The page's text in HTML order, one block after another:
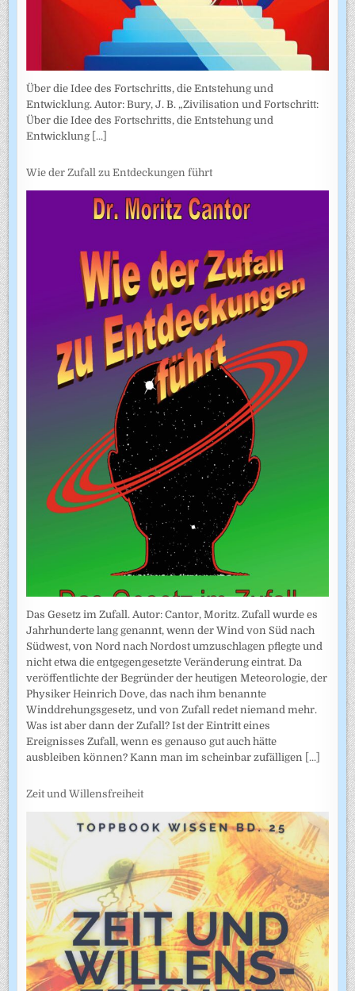
Über die Idee des Fortschritts, die Entstehung und
Entwicklung. Autor: Bury, J. B. „Zivilisation und Fortschritt:
Über die Idee des Fortschritts, die Entstehung und
Entwicklung [...]
Wie der Zufall zu Entdeckungen führt
Das Gesetz im Zufall. Autor: Cantor, Moritz. Zufall wurde es
Jahrhunderte lang genannt, wenn der Wind von Süd nach
Südwest, von Nord nach Nordost umzuschlagen pflegte und
nicht etwa die entgegengesetzte Veränderung eintrat. Da
veröffentlichte der Begründer der heutigen Meteorologie, der
Physiker Heinrich Dove, das nach ihm benannte
Winddrehungsgesetz, und von Zufall redet niemand mehr.
Was ist aber dann der Zufall? Ist der Eintritt eines
Ereignisses Zufall, wenn es genauso gut auch hätte
ausbleiben können? Kann man im scheinbar zufälligen [...]
Zeit und Willensfreiheit